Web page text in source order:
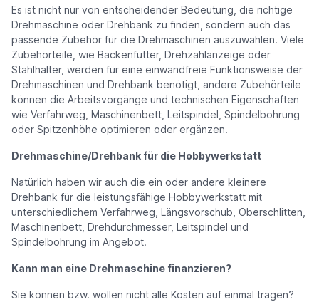
Es ist nicht nur von entscheidender Bedeutung, die richtige
Drehmaschine oder Drehbank zu finden, sondern auch das
passende Zubehör für die Drehmaschinen auszuwählen. Viele
Zubehörteile, wie Backenfutter, Drehzahlanzeige oder
Stahlhalter, werden für eine einwandfreie Funktionsweise der
Drehmaschinen und Drehbank benötigt, andere Zubehörteile
können die Arbeitsvorgänge und technischen Eigenschaften
wie Verfahrweg, Maschinenbett, Leitspindel, Spindelbohrung
oder Spitzenhöhe optimieren oder ergänzen.
Drehmaschine/Drehbank für die Hobbywerkstatt
Natürlich haben wir auch die ein oder andere kleinere
Drehbank für die leistungsfähige Hobbywerkstatt mit
unterschiedlichem Verfahrweg, Längsvorschub, Oberschlitten,
Maschinenbett, Drehdurchmesser, Leitspindel und
Spindelbohrung im Angebot.
Kann man eine Drehmaschine finanzieren?
Sie können bzw. wollen nicht alle Kosten auf einmal tragen?